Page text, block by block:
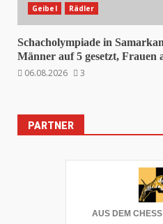
Geibel Rädler
Schacholympiade in
Männer auf 5 gesetzt, Frauen
06.08.2026
3
PARTNER
AUS DEM